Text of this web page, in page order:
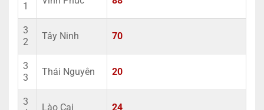
1
3
2
Tây Ninh 70
3
3
Thái Nguyên 20
3
Lào Cai 24